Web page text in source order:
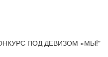
ПОД ДЕВИЗОМ «МЫ!"